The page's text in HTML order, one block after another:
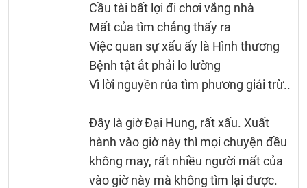
Cầu tài bất lợi đi chơi vắng nhà
Mất của tìm chẳng thấy ra
Việc quan sự xấu ấy là Hình thương
Bệnh tật ắt phải lo lường
Vì lời nguyền rủa tìm phương giải trừ..
Đây là giờ Đại Hung, rất xấu. Xuất
hành vào giờ này thì mọi chuyện đều
không may, rất nhiều người mất của
vào giờ này mà không tìm lại được.